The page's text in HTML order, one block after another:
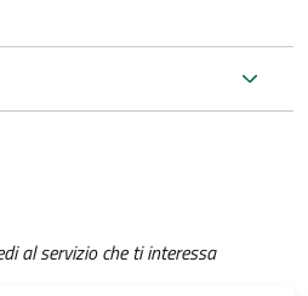
al servizio che ti interessa